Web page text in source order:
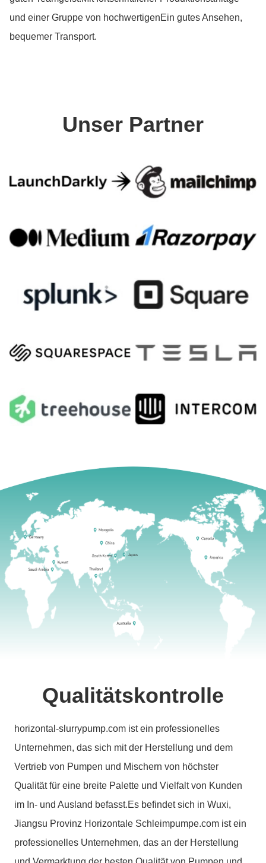
und einer Gruppe von hochwertigenEin gutes Ansehen,
bequemer Transport.
Unser Partner
Qualitätskontrolle
horizontal-slurrypump.com ist ein professionelles
Unternehmen, das sich mit der Herstellung und dem
Vertrieb von Pumpen und Mischern von höchster
Qualität für eine breite Palette und Vielfalt von Kunden
im In- und Ausland befasst.Es befindet sich in Wuxi,
Jiangsu Provinz Horizontale Schleimpumpe.com ist ein
professionelles Unternehmen, das an der Herstellung